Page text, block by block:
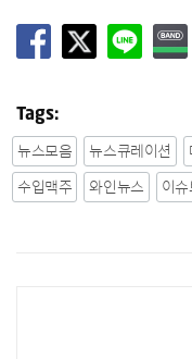
Tags:
뉴스모음 뉴스큐레이션
수입맥주
와인뉴스 이